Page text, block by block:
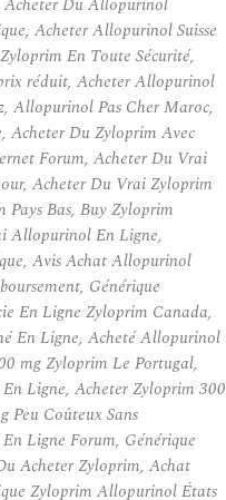
Acheter Allopurinol Suisse
En Toute Sécurité,
réduit, Acheter Allopurinol
Allopurinol Pas Cher Maroc,
Acheter Du Zyloprim Avec
Forum, Acheter Du Vrai
Acheter Du Vrai Zyloprim
Bas, Buy Zyloprim
Allopurinol En Ligne,
Avis Achat Allopurinol
Générique
En Ligne Zyloprim Canada,
En Ligne, Acheté Allopurinol
mg Zyloprim Le Portugal,
Ligne, Acheter Zyloprim 300
Peu Coûteux Sans
Ligne Forum, Générique
Acheter Zyloprim, Achat
Zyloprim Allopurinol États